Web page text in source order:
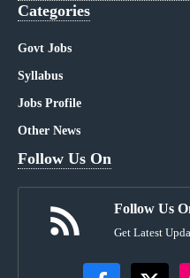
Categories
Govt Jobs
Syllabus
Jobs Profile
Other News
Follow Us On
Follow Us
Get Latest